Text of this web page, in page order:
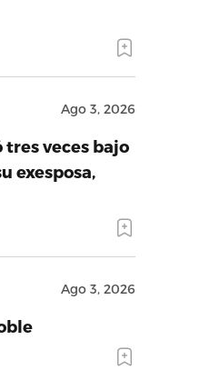
Ago 3, 2026
tres veces bajo
exesposa,
Ago 3, 2026